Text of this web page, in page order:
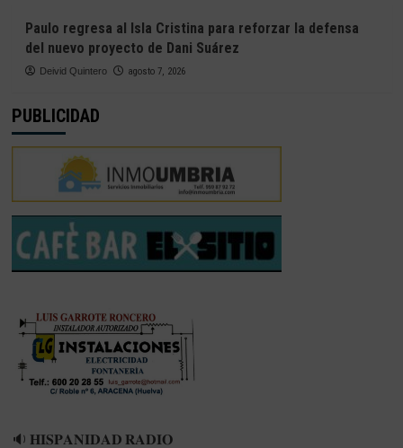
Paulo regresa al Isla Cristina para reforzar la defensa
del nuevo proyecto de Dani Suárez
Deivid Quintero agosto 7, 2026
PUBLICIDAD
🔉 𝐇𝐈𝐒𝐏𝐀𝐍𝐈𝐃𝐀𝐃 𝐑𝐀𝐃𝐈𝐎